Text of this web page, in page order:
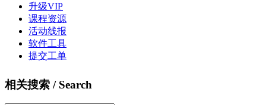
升级VIP
课程资源
活动线报
软件工具
提交工单
相关搜索 / Search